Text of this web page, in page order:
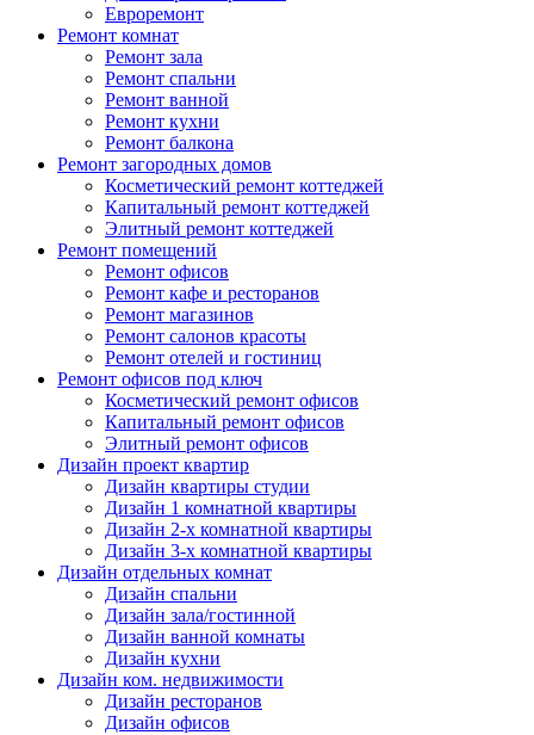
Евроремонт
Ремонт комнат
Ремонт зала
Ремонт спальни
Ремонт ванной
Ремонт кухни
Ремонт балкона
Ремонт загородных домов
Косметический ремонт коттеджей
Капитальный ремонт коттеджей
Элитный ремонт коттеджей
Ремонт помещений
Ремонт офисов
Ремонт кафе и ресторанов
Ремонт магазинов
Ремонт салонов красоты
Ремонт отелей и гостиниц
Ремонт офисов под ключ
Косметический ремонт офисов
Капитальный ремонт офисов
Элитный ремонт офисов
Дизайн проект квартир
Дизайн квартиры студии
Дизайн 1 комнатной квартиры
Дизайн 2-х комнатной квартиры
Дизайн 3-х комнатной квартиры
Дизайн отдельных комнат
Дизайн спальни
Дизайн зала/гостинной
Дизайн ванной комнаты
Дизайн кухни
Дизайн ком. недвижимости
Дизайн ресторанов
Дизайн офисов